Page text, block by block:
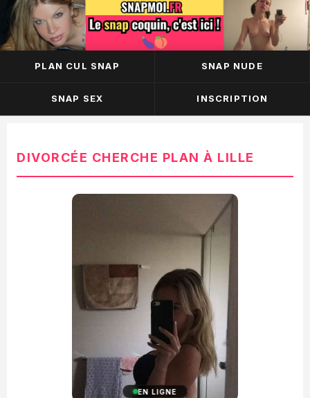
PLAN CUL SNAP SNAP NUDE
SNAP SEX INSCRIPTION
DIVORCÉE CHERCHE PLAN À LILLE
EN LIGNE